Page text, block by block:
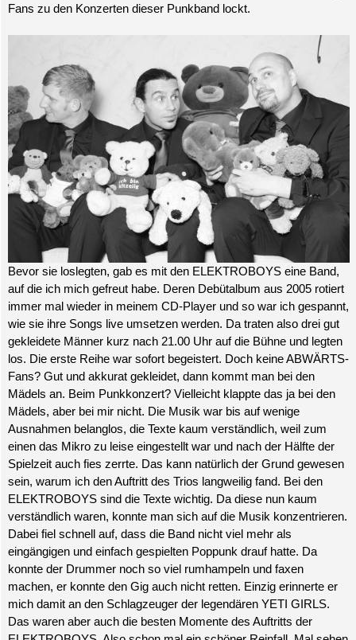
Fans zu den Konzerten dieser Punkband lockt.
Bevor sie loslegten, gab es mit den ELEKTROBOYS eine Band,
auf die ich mich gefreut habe. Deren Debütalbum aus 2005 rotiert
immer mal wieder in meinem CD-Player und so war ich gespannt,
wie sie ihre Songs live umsetzen werden. Da traten also drei gut
gekleidete Männer kurz nach 21.00 Uhr auf die Bühne und legten
los. Die erste Reihe war sofort begeistert. Doch keine ABWÄRTS-
Fans? Gut und akkurat gekleidet, dann kommt man bei den
Mädels an. Beim Punkkonzert? Vielleicht klappte das ja bei den
Mädels, aber bei mir nicht. Die Musik war bis auf wenige
Ausnahmen belanglos, die Texte kaum verständlich, weil zum
einen das Mikro zu leise eingestellt war und nach der Hälfte der
Spielzeit auch fies zerrte. Das kann natürlich der Grund gewesen
sein, warum ich den Auftritt des Trios langweilig fand. Bei den
ELEKTROBOYS sind die Texte wichtig. Da diese nun kaum
verständlich waren, konnte man sich auf die Musik konzentrieren.
Dabei fiel schnell auf, dass die Band nicht viel mehr als
eingängigen und einfach gespielten Poppunk drauf hatte. Da
konnte der Drummer noch so viel rumhampeln und faxen
machen, er konnte den Gig auch nicht retten. Einzig erinnerte er
mich damit an den Schlagzeuger der legendären YETI GIRLS.
Das waren aber auch die besten Momente des Auftritts der